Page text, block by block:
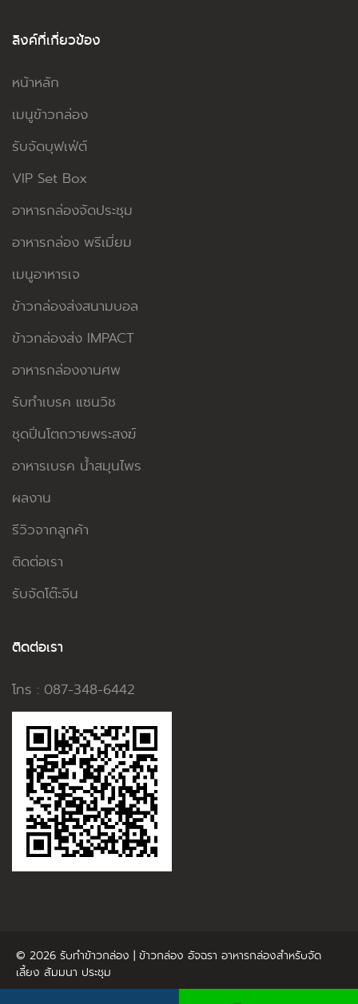
ลิงค์ที่เกี่ยวข้อง
หน้าหลัก
เมนูข้าวกล่อง
รับจัดบุฟเฟ่ต์
VIP Set Box
อาหารกล่องจัดประชุม
อาหารกล่อง พรีเมี่ยม
เมนูอาหารเจ
ข้าวกล่องส่งสนามบอล
ข้าวกล่องส่ง IMPACT
อาหารกล่องงานศพ
รับทำเบรค แซนวิช
ชุดปิ่นโตถวายพระสงฆ์
อาหารเบรค น้ำสมุนไพร
ผลงาน
รีวิวจากลูกค้า
ติดต่อเรา
รับจัดโต๊ะจีน
ติดต่อเรา
โทร : 087-348-6442
© 2026 รับทำข้าวกล่อง | ข้าวกล่อง อัจฉรา อาหารกล่องสำหรับจัด
เลี้ยง สัมมนา ประชุม